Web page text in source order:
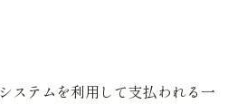
ステムを利用して支払われる一